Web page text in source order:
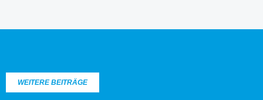
WEITERE BEITRÄGE